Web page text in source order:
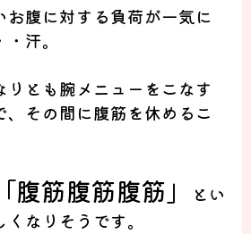
お腹に対する負荷が一気に
汗。
りとも腕メニューをこなす
、その間に腹筋を休めるこ
「腹筋腹筋腹筋」
とい
なりそうです。